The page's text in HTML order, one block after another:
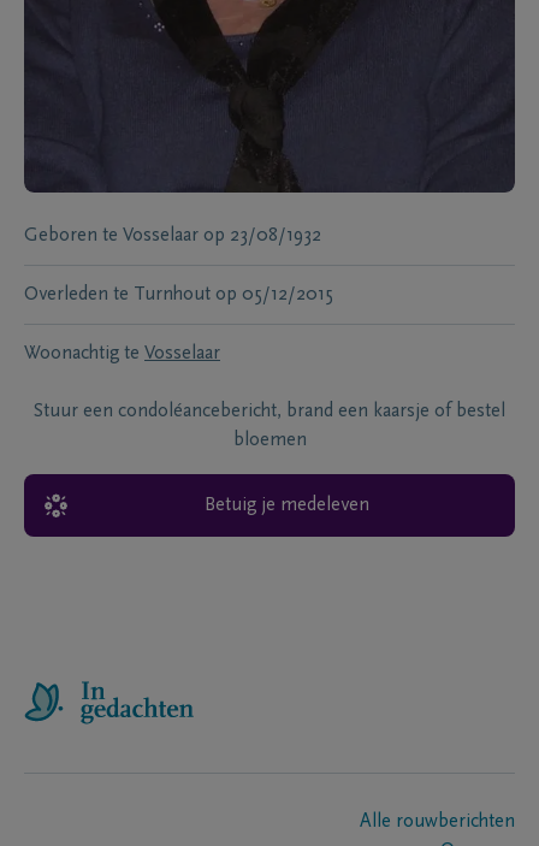
Geboren te Vosselaar op 23/08/1932
Overleden te Turnhout op 05/12/2015
Woonachtig te Vosselaar
Stuur een condoléancebericht, brand een kaarsje of bestel
bloemen
Betuig je medeleven
Alle rouwberichten